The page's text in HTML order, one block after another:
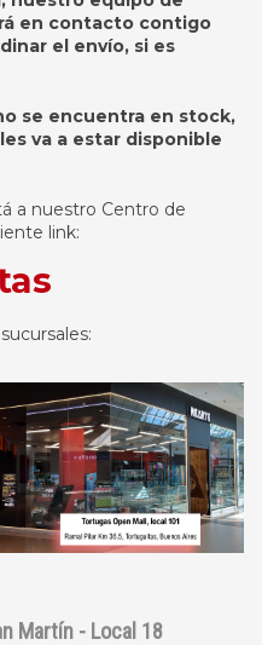
en contacto contigo
el envío, si es
se encuentra en stock,
va a estar disponible
a nuestro Centro de
link:
Martín - Local 18